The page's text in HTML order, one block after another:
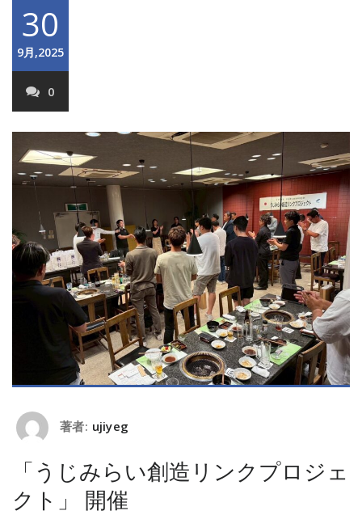
30
9月,2025
0
著者: ujiyeg
「うじみらい創造リンクプロジェ
クト」 開催